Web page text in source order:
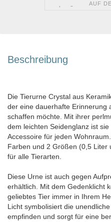
AUF
Beschreibung
Die Tierurne Crystal aus
der eine dauerhafte Erinnerung
schaffen möchte. Mit ihrer
dem leichten Seidenglanz ist
Accessoire für jeden
Farben und 2 Größen (0,5 Liter
für alle Tierarten.
Diese Urne ist auch gegen
erhältlich. Mit dem Gedenklicht
geliebtes Tier immer in Ihrem
Licht symbolisiert die
empfinden und sorgt für eine